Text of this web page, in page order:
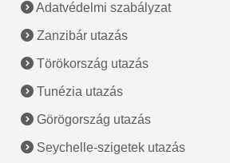
Adatvédelmi szabályzat
Zanzibár utazás
Törökország utazás
Tunézia utazás
Görögország utazás
Seychelle-szigetek utazás